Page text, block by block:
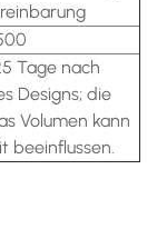
Tage nach
Designs; die
Volumen kann
beeinflussen.